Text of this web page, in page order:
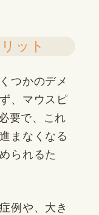
ット
つかのデメ
、マウスピ
要で、これ
まなくなる
られるた
例や、大き